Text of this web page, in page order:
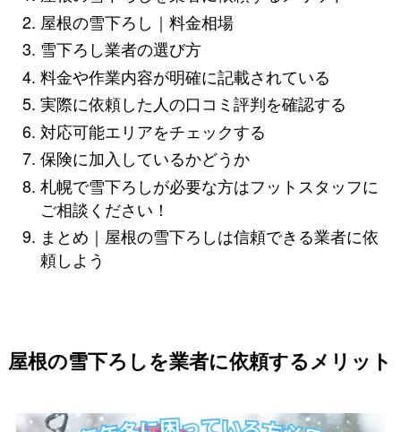
屋根の雪下ろし｜料金相場
雪下ろし業者の選び方
料金や作業内容が明確に記載されている
実際に依頼した人の口コミ評判を確認する
対応可能エリアをチェックする
保険に加入しているかどうか
札幌で雪下ろしが必要な方はフットスタッフに
ご相談ください！
まとめ｜屋根の雪下ろしは信頼できる業者に依
頼しよう
屋根の雪下ろしを業者に依頼するメリット